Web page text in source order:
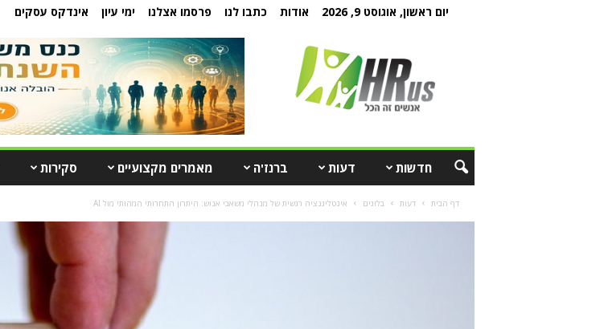
יום ראשון, אוגוסט 9, 2026 אודות כתבו לנו פרסמו אצלנו ימי עיון אינדקס עסקים
חדשות דעות ברנז'ה מאמרים מקצועיים סקירות
דף הבית דעות בלוגים אינטליגנציה רגשית של מנהלי משאבי אנוש: היתרון התחרותי המהותי מול AI